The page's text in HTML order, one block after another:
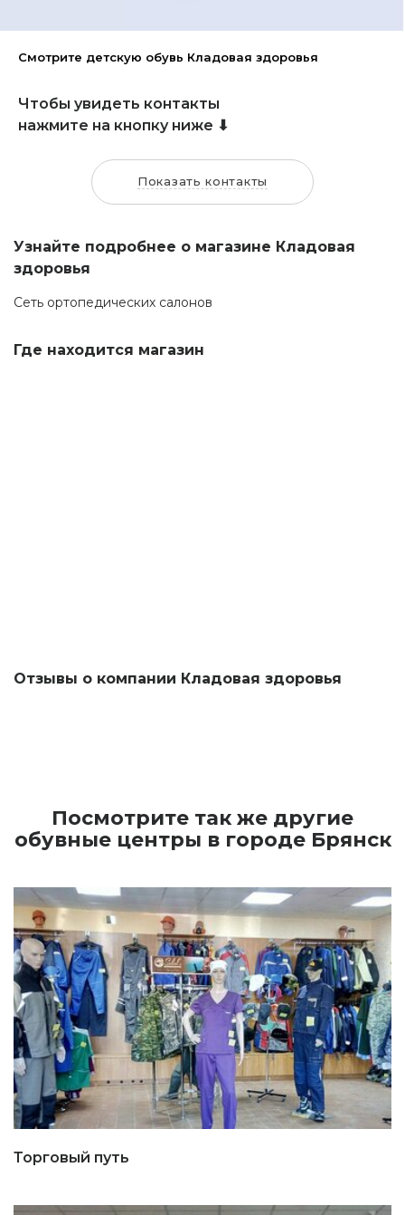
Смотрите детскую обувь Кладовая здоровья
Чтобы увидеть контакты
нажмите на кнопку ниже ⬇
Показать контакты
Узнайте подробнее о магазине Кладовая
здоровья
Сеть ортопедических салонов
Где находится магазин
Отзывы о компании Кладовая здоровья
Посмотрите так же другие
обувные центры в городе Брянск
Торговый путь